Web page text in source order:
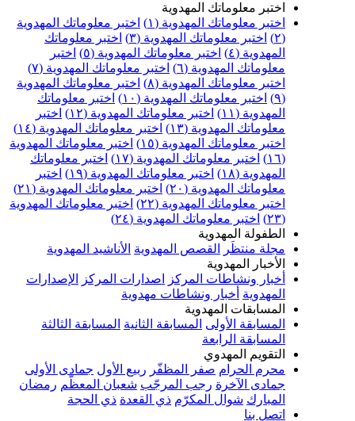
معلوماتك المهدوية
معلوماتك المهدوية (١)
اختبر معلوماتك المهدوية
اختبر معلوماتك المهدوية (٣)
اختبر معلوماتك
اختبر معلوماتك المهدوية (٥)
اختبر
المهدوية (٦)
اختبر معلوماتك المهدوية (٧)
معلوماتك المهدوية (٨)
اختبر معلوماتك المهدوية
اختبر معلوماتك المهدوية (١٠)
اختبر معلوماتك
اختبر معلوماتك المهدوية (١٢)
اختبر
المهدوية (١٣)
اختبر معلوماتك المهدوية (١٤)
معلوماتك المهدوية (١٥)
اختبر معلوماتك المهدوية
اختبر معلوماتك المهدوية (١٧)
اختبر معلوماتك
اختبر معلوماتك المهدوية (١٩)
اختبر
المهدوية (٢٠)
اختبر معلوماتك المهدوية (٢١)
معلوماتك المهدوية (٢٢)
اختبر معلوماتك المهدوية
اختبر معلوماتك المهدوية (٢٤)
المهدوية
منتظَر
القصص المهدوية الأناشيد المهدوية
المهدوية
ونشاطات المركز اصدارات المركز الإصدارات
أخبار ونشاطات مهدوية
المهدوية
الأولى المسابقة الثانية المسابقة الثالثة
الرابعة
المهدوي
الحرام
صفر المظفّر ربيع الأول جمادى الأولى
رجب المرجّب شعبان المعظّم رمضان
شوال المكرّم ذي القعدة ذي الحجة